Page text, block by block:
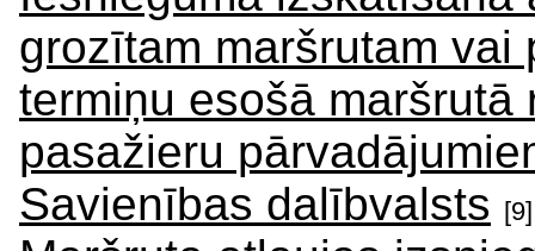
grozītam maršrutam
termiņu esošā
pasažieru
Savienības dalībvalsts [9]